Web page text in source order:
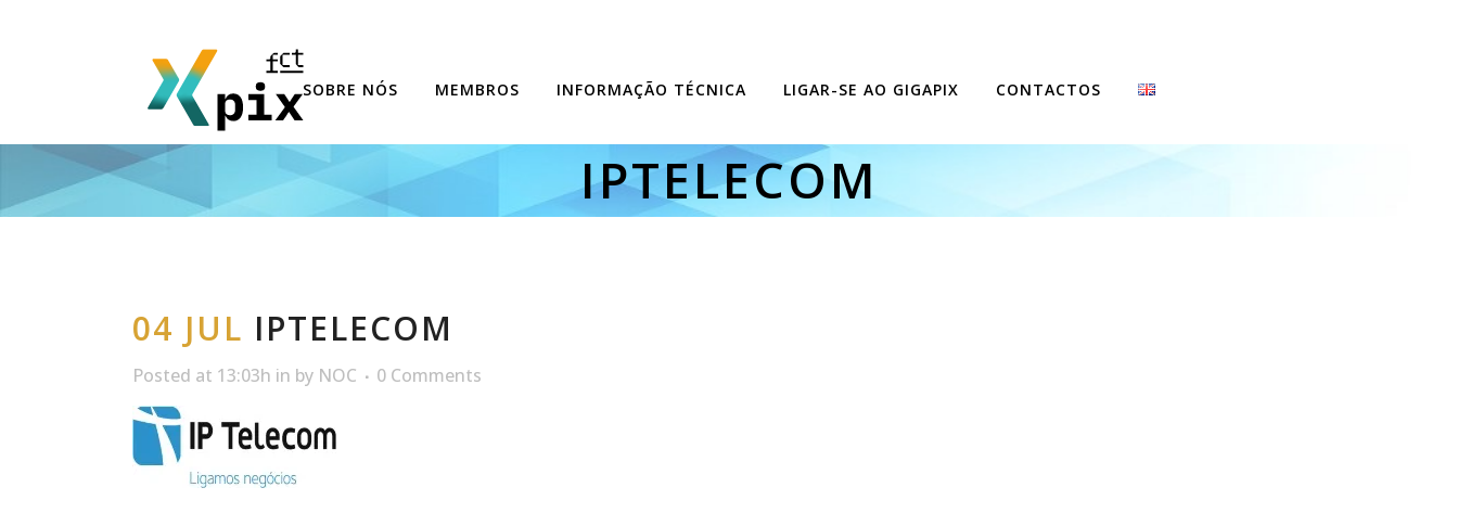
SOBRE NÓS MEMBROS INFORMAÇÃO TÉCNICA LIGAR-SE AO GIGAPIX CONTACTOS
IPTELECOM
04 JUL IPTELECOM
Posted at 13:03h in by NOC 0 Comments